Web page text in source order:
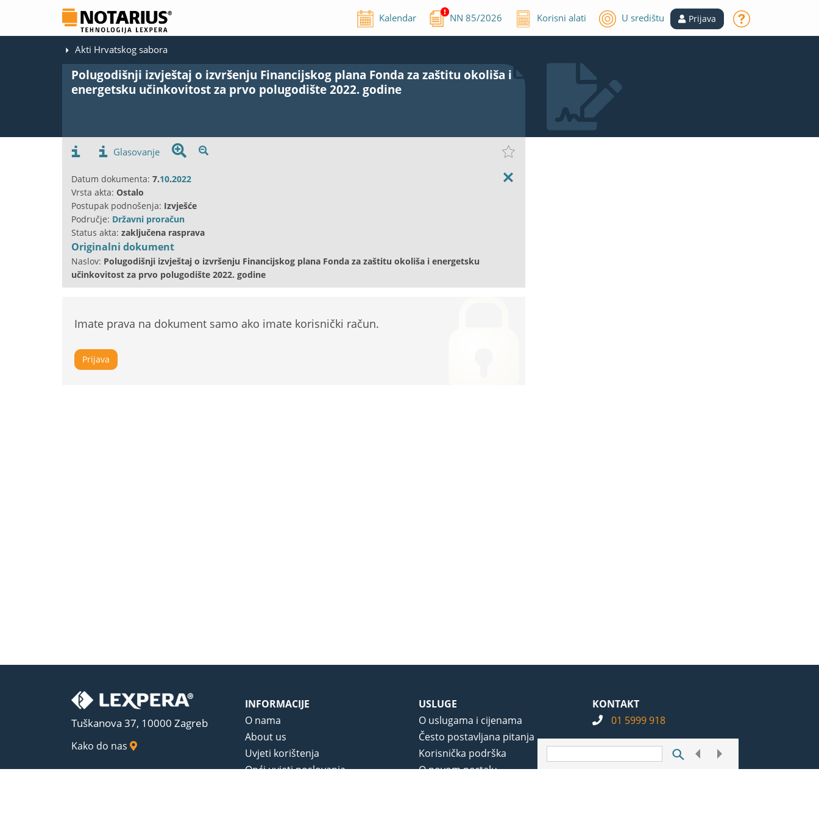
Kalendar NN85/2026 Korisni alati U središtu Prijava
Akti Hrvatskog sabora
Polugodišnji izvještaj o izvršenju Financijskog plana Fonda za zaštitu okoliša i
energetsku učinkovitost za prvo polugodište 2022. godine
Glasovanje
Datum dokumenta: 7.10.2022
Vrsta akta: Ostalo
Postupak podnošenja: Izvješće
Područje: Državni proračun
Status akta: zaključena rasprava
Originalni dokument
Naslov: Polugodišnji izvještaj o izvršenju Financijskog plana Fonda za zaštitu okoliša i energetsku
učinkovitost za prvo polugodište 2022. godine
Imate prava na dokument samo ako imate korisnički račun.
Prijava
Tuškanova 37, 10000 Zagreb
Kako do nas
INFORMACIJE
O nama
About us
Uvjeti korištenja
Opći uvjeti poslovanja
USLUGE
O uslugama i cijenama
Često postavljana pitanja
Korisnička podrška
O novom portalu
KONTAKT
01 5999 918
info@notarius.hr